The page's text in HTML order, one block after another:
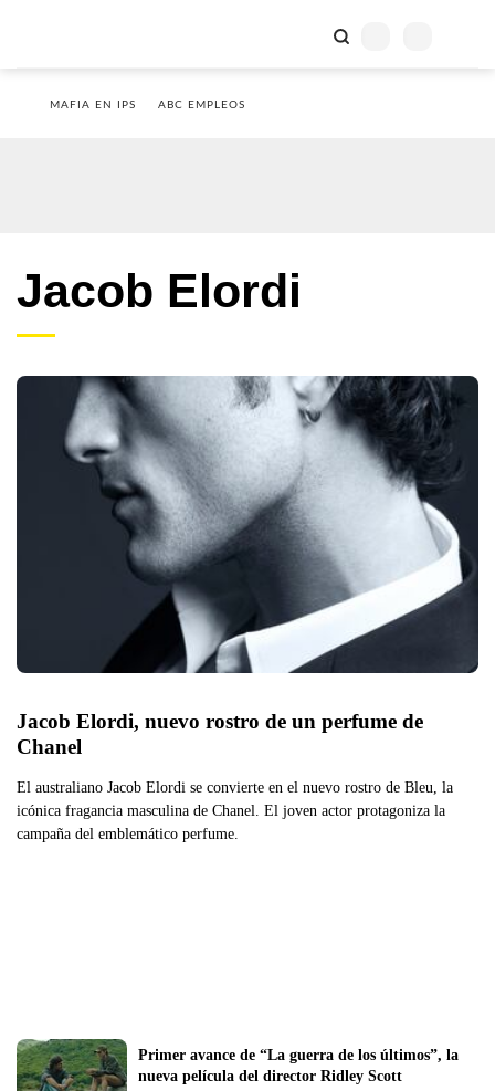
MAFIA EN IPS ABC EMPLEOS
Jacob Elordi
Jacob Elordi, nuevo rostro de un perfume de
Chanel
El australiano Jacob Elordi se convierte en el nuevo rostro de Bleu, la
icónica fragancia masculina de Chanel. El joven actor protagoniza la
campaña del emblemático perfume.
Primer avance de “La guerra de los últimos”, la
nueva película del director Ridley Scott